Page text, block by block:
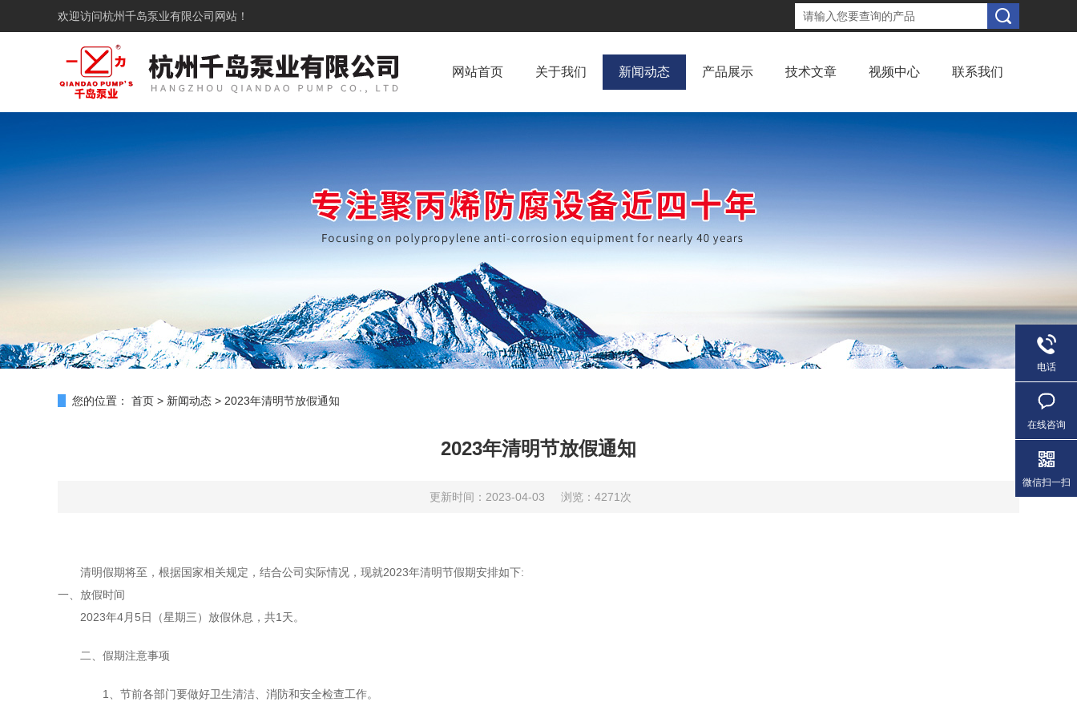
欢迎访问杭州千岛泵业有限公司网站！
网站首页 关于我们 新闻动态 产品展示 技术文章 视频中心 联系我们
您的位置： 首页 > 新闻动态 > 2023年清明节放假通知
2023年清明节放假通知
更新时间：2023-04-03 浏览：4271次
清明假期将至，根据国家相关规定，结合公司实际情况，现就2023年清明节假期安排如下:
一、放假时间
2023年4月5日（星期三）放假休息，共1天。
二、假期注意事项
1、节前各部门要做好卫生清洁、消防和安全检查工作。
电话
在线咨询
微信扫一扫